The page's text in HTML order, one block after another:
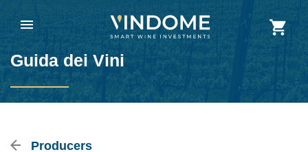
Guida dei Vini
Producers